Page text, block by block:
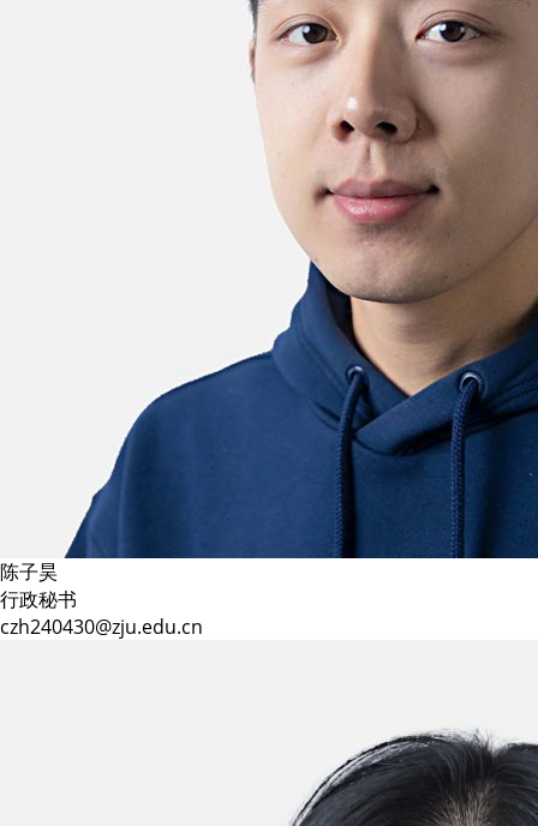
陈子昊
行政秘书
czh240430@zju.edu.cn